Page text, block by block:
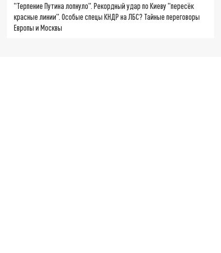
"Терпение Путина лопнуло". Рекордный удар по Киеву "пересёк
красные линии". Особые спецы КНДР на ЛБС? Тайные переговоры
Европы и Москвы